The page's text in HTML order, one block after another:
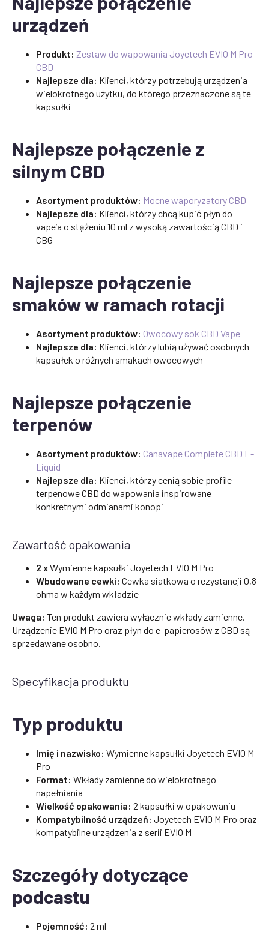
urządzeń
Produkt: Zestaw do wapowania Joyetech EVIO M Pro
CBD
Najlepsze dla: Klienci, którzy potrzebują urządzenia
wielokrotnego użytku, do którego przeznaczone są te
kapsułki
Najlepsze połączenie z
silnym CBD
Asortyment produktów: Mocne waporyzatory CBD
Najlepsze dla: Klienci, którzy chcą kupić płyn do
vape’a o stężeniu 10 ml z wysoką zawartością CBD i
CBG
Najlepsze połączenie
smaków w ramach rotacji
Asortyment produktów: Owocowy sok CBD Vape
Najlepsze dla: Klienci, którzy lubią używać osobnych
kapsułek o różnych smakach owocowych
Najlepsze połączenie
terpenów
Asortyment produktów: Canavape Complete CBD E-
Liquid
Najlepsze dla: Klienci, którzy cenią sobie profile
terpenowe CBD do wapowania inspirowane
konkretnymi odmianami konopi
Zawartość opakowania
2 xWymienne kapsułki Joyetech EVIO M Pro
Wbudowane cewki: Cewka siatkowa o rezystancji 0,8
ohma w każdym wkładzie
Uwaga: Ten produkt zawiera wyłącznie wkłady zamienne.
Urządzenie EVIO M Pro oraz płyn do e-papierosów z CBD są
sprzedawane osobno.
Specyfikacja produktu
Typ produktu
Imię i nazwisko: Wymienne kapsułki Joyetech EVIO M
Pro
Format: Wkłady zamienne do wielokrotnego
napełniania
Wielkość opakowania: 2 kapsułki w opakowaniu
Kompatybilność urządzeń: Joyetech EVIO M Pro oraz
kompatybilne urządzenia z serii EVIO M
Szczegóły dotyczące
podcastu
Pojemność: 2 ml